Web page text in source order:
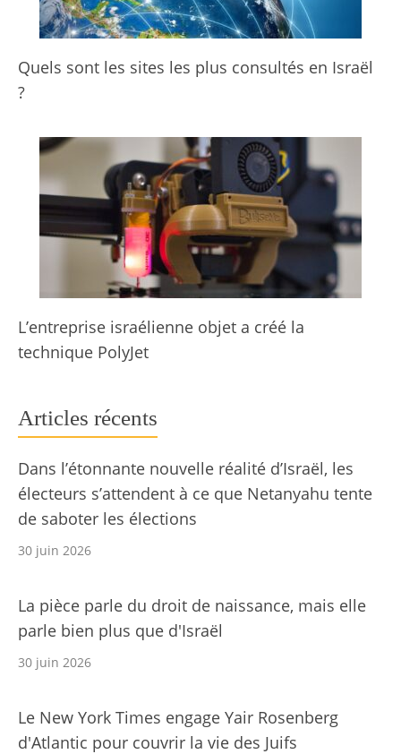
Quels sont les sites les plus consultés en Israël
?
L’entreprise israélienne objet a créé la
technique PolyJet
Articles récents
Dans l’étonnante nouvelle réalité d’Israël, les
électeurs s’attendent à ce que Netanyahu tente
de saboter les élections
30 juin 2026
La pièce parle du droit de naissance, mais elle
parle bien plus que d'Israël
30 juin 2026
Le New York Times engage Yair Rosenberg
d'Atlantic pour couvrir la vie des Juifs